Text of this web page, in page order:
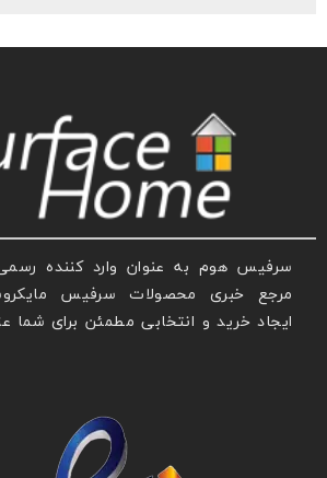
سرفیس هوم به عنوان وارد کننده
مرجع خبری محصولات سرفیس
ایجاد خرید و انتخابی مطمئن برای شما